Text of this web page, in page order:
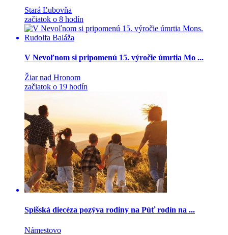
Stará Ľubovňa
začiatok o 8 hodín
V Nevoľnom si pripomenú 15. výročie úmrtia Mo ...
Žiar nad Hronom
začiatok o 19 hodín
Spišská diecéza pozýva rodiny na Púť rodín na ...
Námestovo